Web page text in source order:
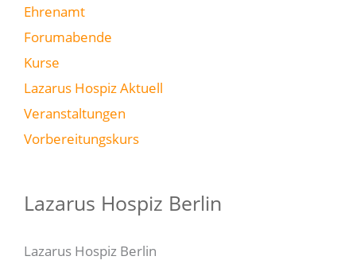
Ehrenamt
Forumabende
Kurse
Lazarus Hospiz Aktuell
Veranstaltungen
Vorbereitungskurs
Lazarus Hospiz Berlin
Lazarus Hospiz Berlin